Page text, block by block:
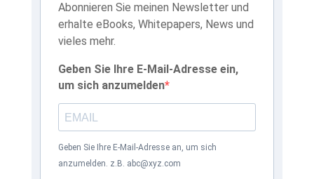
Abonnieren Sie meinen Newsletter und
erhalte eBooks, Whitepapers, News und
vieles mehr.
Geben Sie Ihre E-Mail-Adresse ein,
um sich anzumelden
Geben Sie Ihre E-Mail-Adresse an, um sich
anzumelden. z.B. abc@xyz.com